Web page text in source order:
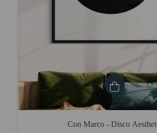
Con Marco - Disco